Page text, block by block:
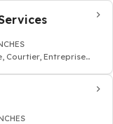
Courtier, Entreprise